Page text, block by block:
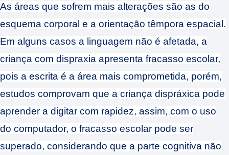
As áreas que sofrem mais alterações são as do
esquema corporal e a orientação têmpora espacial.
Em alguns casos a linguagem não é afetada, a
criança com dispraxia apresenta fracasso escolar,
pois a escrita é a área mais comprometida, porém,
estudos comprovam que a criança dispráxica pode
aprender a digitar com rapidez, assim, com o uso
do computador, o fracasso escolar pode ser
superado, considerando que a parte cognitiva não